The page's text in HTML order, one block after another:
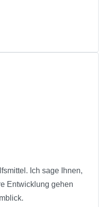
Ich sage Ihnen,
Entwicklung gehen